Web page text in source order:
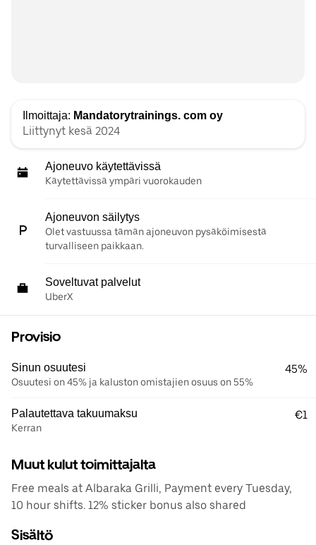
Ilmoittaja: Mandatorytrainings. com oy
Liittynyt kesä 2024
Ajoneuvo käytettävissä
Käytettävissä ympäri vuorokauden
Ajoneuvon säilytys
Olet vastuussa tämän ajoneuvon pysäköimisestä
turvalliseen paikkaan.
Soveltuvat palvelut
UberX
Provisio
Sinun osuutesi
Osuutesi on 45% ja kaluston omistajien osuus on 55%
45%
Palautettava takuumaksu
Kerran
€1
Muut kulut toimittajalta
Free meals at Albaraka Grilli, Payment every Tuesday,
10 hour shifts. 12% sticker bonus also shared
Sisältö